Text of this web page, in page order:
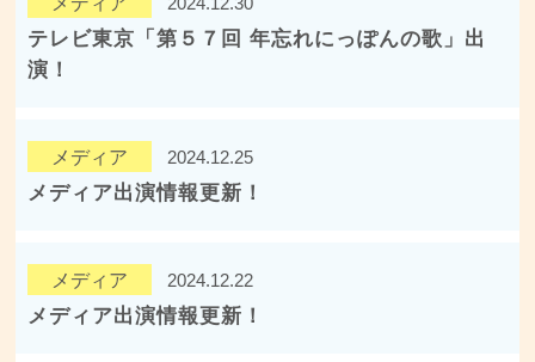
テレビ東京「第５７回 年忘れにっぽんの歌」出
演！
メディア 2024.12.25
メディア出演情報更新！
メディア 2024.12.22
メディア出演情報更新！